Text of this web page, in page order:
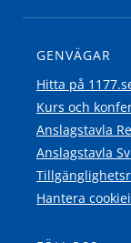
GENVÄGAR
Hitta på
Kurs och
Anslagstavla
Anslagstavla
Hantera